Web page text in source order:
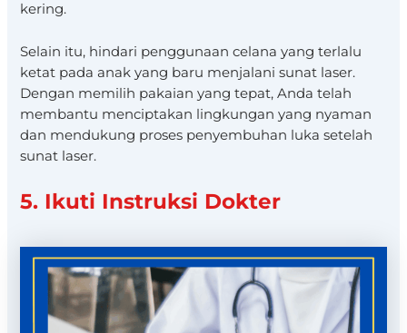
kering.
Selain itu, hindari penggunaan celana yang terlalu
ketat pada anak yang baru menjalani sunat laser.
Dengan memilih pakaian yang tepat, Anda telah
membantu menciptakan lingkungan yang nyaman
dan mendukung proses penyembuhan luka setelah
sunat laser.
5. Ikuti Instruksi Dokter